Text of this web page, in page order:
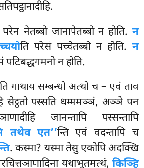
परेन नेतब्बो जानापेतब्बो न होति. न
ति परेसं पच्चेतब्बो न होति. न
पटिबद्धगमनो न होति.
ति गाथाय सम्बन्धो अत्थो च – एवं ताव
सेट्ठतो पस्सति धम्ममञ्ञं, अञ्ञे पन
जानन्तापि पस्सन्तापि
तथेव एत’’न्ति एवं वदन्तापि च
. कस्मा? यस्मा तेसु एकोपि अदक्खि
यथाभूतमत्थं, किञ्हि